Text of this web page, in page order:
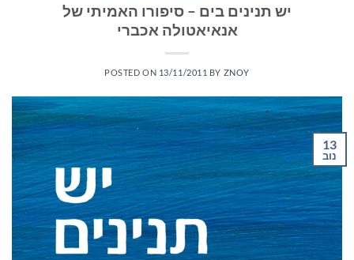
יש תנינים בים – סיפורו האמיתי של
אנאיאטולה אכברי
POSTED ON 13/11/2011 BY ZNOY
13
נוב